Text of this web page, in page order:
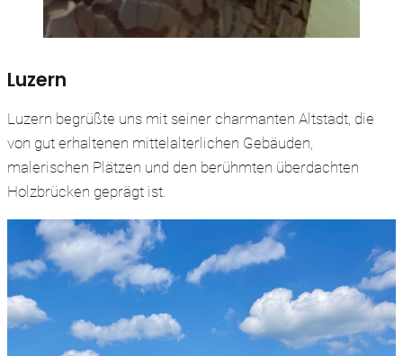
Luzern
Luzern begrüßte uns mit seiner charmanten Altstadt, die
von gut erhaltenen mittelalterlichen Gebäuden,
malerischen Plätzen und den berühmten überdachten
Holzbrücken geprägt ist.